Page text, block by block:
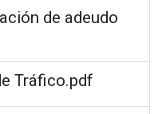
de adeudo
Tráfico.pdf